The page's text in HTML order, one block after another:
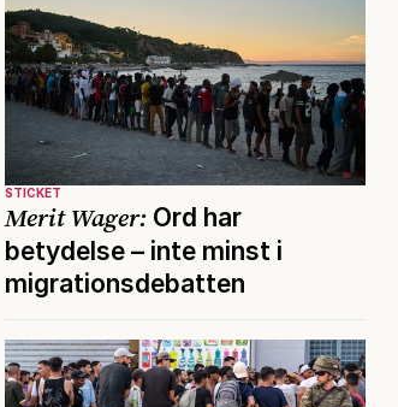
STICKET
Merit Wager: Ord har
betydelse – inte minst i
migrationsdebatten